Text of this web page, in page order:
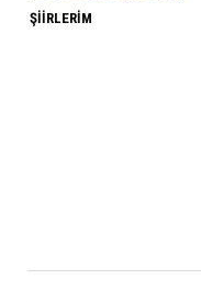
ŞIIRLERIM